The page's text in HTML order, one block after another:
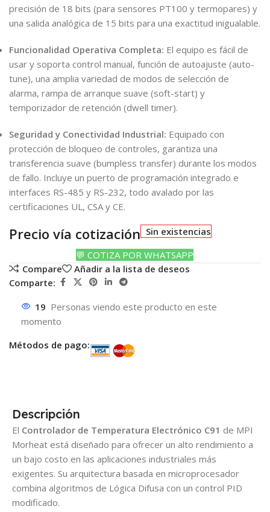
precisión de 18 bits (para sensores PT100 y termopares) y
una salida analógica de 15 bits para una exactitud inigualable.
Funcionalidad Operativa Completa: El equipo es fácil de
usar y soporta control manual, función de autoajuste (auto-
tune), una amplia variedad de modos de selección de
alarma, rampa de arranque suave (soft-start) y
temporizador de retención (dwell timer).
Seguridad y Conectividad Industrial: Equipado con
protección de bloqueo de controles, garantiza una
transferencia suave (bumpless transfer) durante los modos
de fallo. Incluye un puerto de programación integrado e
interfaces RS-485 y RS-232, todo avalado por las
certificaciones UL, CSA y CE.
Precio vía cotización Sin existencias
💬 COTIZA POR WHATSAPP
Compare
Añadir a la lista de deseos
Comparte:
19 Personas viendo este producto en este
momento
Métodos de pago:
Descripción
El Controlador de Temperatura Electrónico C91 de MPI
Morheat está diseñado para ofrecer un alto rendimiento a
un bajo costo en las aplicaciones industriales más
exigentes. Su arquitectura basada en microprocesador
combina algoritmos de Lógica Difusa con un control PID
modificado.